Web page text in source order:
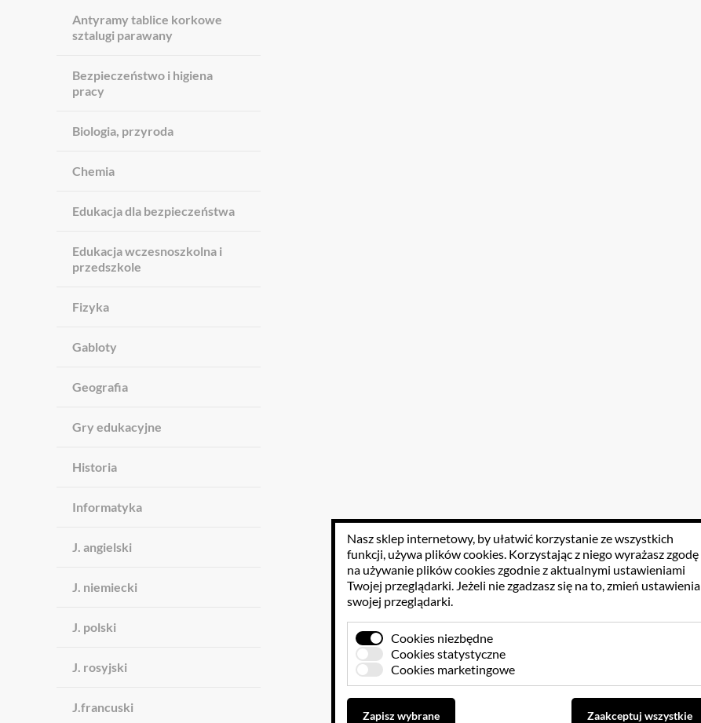
Antyramy tablice korkowe
sztalugi parawany
Bezpieczeństwo i higiena
pracy
Biologia, przyroda
Chemia
Edukacja dla bezpieczeństwa
Edukacja wczesnoszkolna i
przedszkole
Fizyka
Gabloty
Geografia
Gry edukacyjne
Historia
Informatyka
J. angielski
J. niemiecki
J. polski
J. rosyjski
J.francuski
Nasz sklep internetowy, by ułatwić korzystanie ze wszystkich
funkcji, używa plików cookies. Korzystając z niego wyrażasz zgodę
na używanie plików cookies zgodnie z aktualnymi ustawieniami
Twojej przeglądarki. Jeżeli nie zgadzasz się na to, zmień ustawienia
swojej przeglądarki.
Cookies niezbędne
Cookies statystyczne
Cookies marketingowe
Zapisz wybrane Zaakceptuj wszystkie